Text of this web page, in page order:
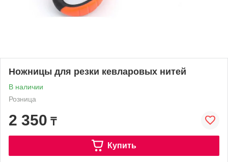
Ножницы для резки кевларовых нитей
В наличии
Розница
2 350 ₸
Купить